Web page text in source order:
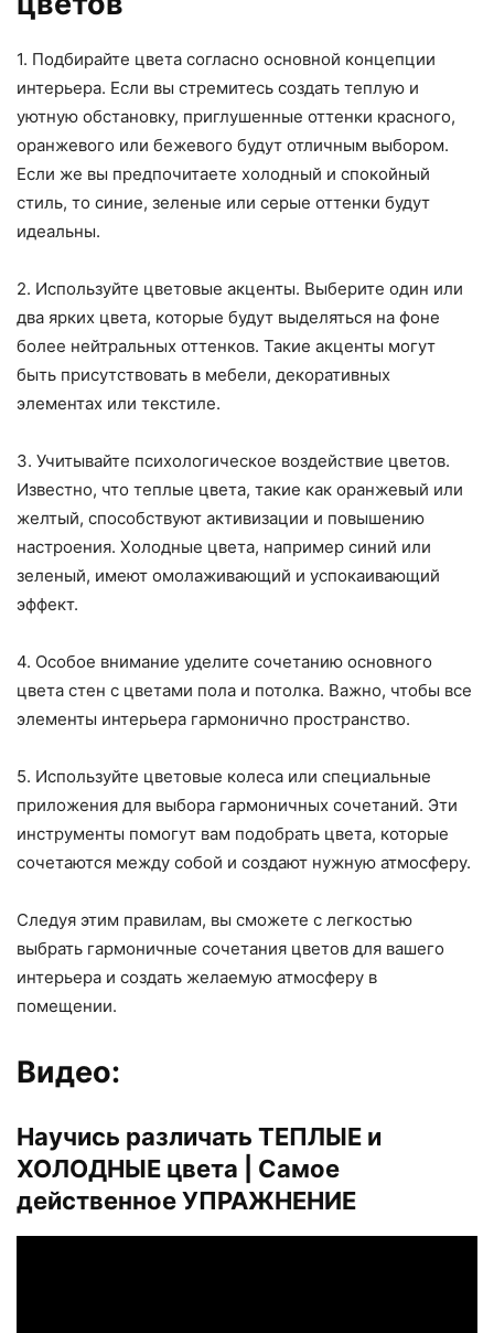
1. Подбирайте цвета согласно основной концепции
интерьера. Если вы стремитесь создать теплую и
уютную обстановку, приглушенные оттенки красного,
оранжевого или бежевого будут отличным выбором.
Если же вы предпочитаете холодный и спокойный
стиль, то синие, зеленые или серые оттенки будут
идеальны.
2. Используйте цветовые акценты. Выберите один или
два ярких цвета, которые будут выделяться на фоне
более нейтральных оттенков. Такие акценты могут
быть присутствовать в мебели, декоративных
элементах или текстиле.
3. Учитывайте психологическое воздействие цветов.
Известно, что теплые цвета, такие как оранжевый или
желтый, способствуют активизации и повышению
настроения. Холодные цвета, например синий или
зеленый, имеют омолаживающий и успокаивающий
эффект.
4. Особое внимание уделите сочетанию основного
цвета стен с цветами пола и потолка. Важно, чтобы все
элементы интерьера гармонично пространство.
5. Используйте цветовые колеса или специальные
приложения для выбора гармоничных сочетаний. Эти
инструменты помогут вам подобрать цвета, которые
сочетаются между собой и создают нужную атмосферу.
Следуя этим правилам, вы сможете с легкостью
выбрать гармоничные сочетания цветов для вашего
интерьера и создать желаемую атмосферу в
помещении.
Видео:
Научись различать ТЕПЛЫЕ и
ХОЛОДНЫЕ цвета | Самое
действенное УПРАЖНЕНИЕ